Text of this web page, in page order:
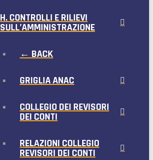
H. CONTROLLI E RILIEVI
SULL’AMMINISTRAZIONE
← BACK
GRIGLIA ANAC
COLLEGIO DEI REVISORI
DEI CONTI
RELAZIONI COLLEGIO
REVISORI DEI CONTI